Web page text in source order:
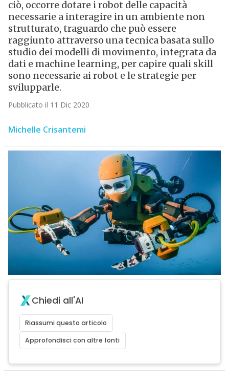
ciò, occorre dotare i robot delle capacità
necessarie a interagire in un ambiente non
strutturato, traguardo che può essere
raggiunto attraverso una tecnica basata sullo
studio dei modelli di movimento, integrata da
dati e machine learning, per capire quali skill
sono necessarie ai robot e le strategie per
svilupparle.
Pubblicato il 11 Dic 2020
Michelle Crisantemi
Chiedi all'AI
Riassumi questo articolo
Approfondisci con altre fonti